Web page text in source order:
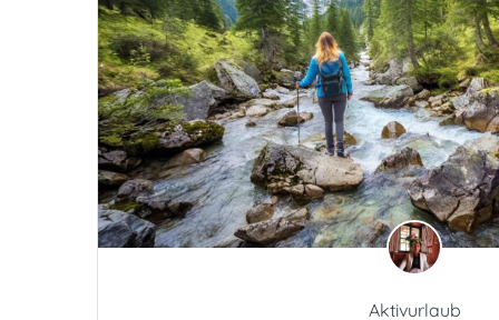
Aktivurlaub